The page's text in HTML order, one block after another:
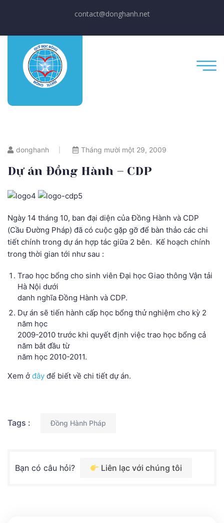
contact@donghanh.net
donghanh Tháng mười một 29, 2009
Dự án Đồng Hành – CDP
Ngày 14 tháng 10, ban đại diện của Đồng Hành và CDP
(Cầu Đường Pháp) đã có cuộc gặp gỡ để bàn thảo các chi
tiết chính trong dự án hợp tác giữa 2 bên. Kế hoạch chính
trong thời gian tới như sau :
Trao học bổng cho sinh viên Đại học Giao thông Vận tải
Hà Nội dưới
danh nghĩa Đồng Hành và CDP.
Dự án sẽ tiến hành cấp học bổng thử nghiệm cho kỳ 2
năm học
2009-2010 trước khi quyết định việc trao học bổng cả
năm bắt đầu từ
năm học 2010-2011.
Xem ở đây để biết về chi tiết dự án.
Tags : Đồng Hành Pháp
Bạn có câu hỏi? Liên lạc với chúng tôi